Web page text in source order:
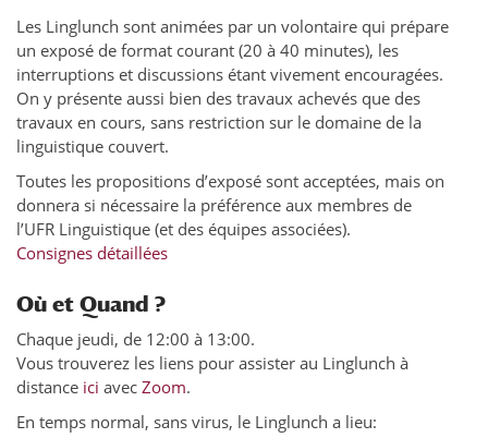
Les Linglunch sont animées par un volontaire qui prépare
un exposé de format courant (20 à 40 minutes), les
interruptions et discussions étant vivement encouragées.
On y présente aussi bien des travaux achevés que des
travaux en cours, sans restriction sur le domaine de la
linguistique couvert.
Toutes les propositions d’exposé sont acceptées, mais on
donnera si nécessaire la préférence aux membres de
l’UFR Linguistique (et des équipes associées).
Consignes détaillées
Où et Quand ?
Chaque jeudi, de 12:00 à 13:00.
Vous trouverez les liens pour assister au Linglunch à
distance ici avec Zoom.
En temps normal, sans virus, le Linglunch a lieu: